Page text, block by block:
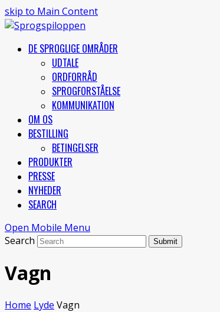
skip to Main Content
DE SPROGLIGE OMRÅDER
UDTALE
ORDFORRÅD
SPROGFORSTÅELSE
KOMMUNIKATION
OM OS
BESTILLING
BETINGELSER
PRODUKTER
PRESSE
NYHEDER
SEARCH
Open Mobile Menu
Search
Submit
Vagn
Home Lyde Vagn